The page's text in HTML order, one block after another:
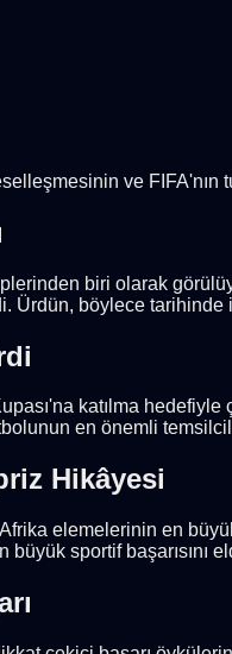
ve
biri olarak
Ürdün, böylece
Kupası'na katılma
en önemli
Hikâyesi
elemelerinin en
sportif başarısını